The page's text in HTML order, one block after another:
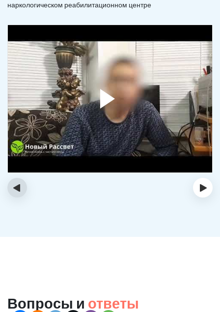
наркологическом реабилитационном центре
‹ ›
Вопросы и ответы